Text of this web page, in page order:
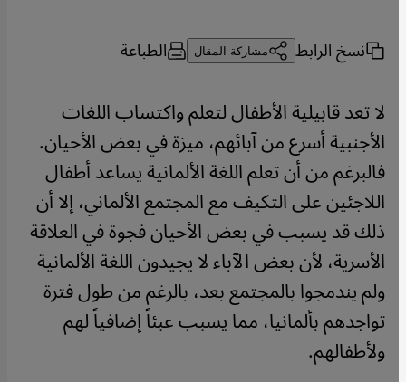
نسخ الرابط مشاركة المقال الطباعة
لا تعد قابيلية الأطفال لتعلم واكتساب اللغات
الأجنبية أسرع من آبائهم، ميزة في بعض الأحيان.
فالبرغم من أن تعلم اللغة الألمانية يساعد أطفال
اللاجئين على التكيف مع المجتمع الألماني، إلا أن
ذلك قد يسبب في بعض الأحيان فجوة في العلاقة
الأسرية، لأن بعض الآباء لا يجيدون اللغة الألمانية
ولم يندمجوا بالمجتمع بعد، بالرغم من طول فترة
تواجدهم بألمانيا، مما يسبب عبئاً إضافياً لهم
ولأطفالهم.